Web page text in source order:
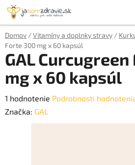
Prejsť
obsah
Domov /Vitamíny a doplnky stravy /
Forte 300 mg x 60 kapsúl
GAL
mg x 60 kapsúl
Priemerné
hodnotenie
produktu
1 hodnotenie Podrobnosti
Značka: GAL